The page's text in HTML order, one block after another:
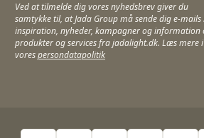
Ved at tilmelde dig vores nyhedsbrev giver du
samtykke til, at Jada Group må sende dig e-mails
inspiration, nyheder, kampagner og information
produkter og services fra jadalight.dk. Læs mere i
vorespersondatapolitik